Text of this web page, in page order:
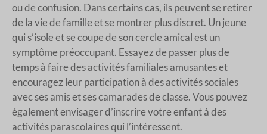
ou de confusion. Dans certains cas, ils peuvent se retirer
de la vie de famille et se montrer plus discret. Un jeune
qui s’isole et se coupe de son cercle amical est un
symptôme préoccupant. Essayez de passer plus de
temps à faire des activités familiales amusantes et
encouragez leur participation à des activités sociales
avec ses amis et ses camarades de classe. Vous pouvez
également envisager d’inscrire votre enfant à des
activités parascolaires qui l’intéressent.